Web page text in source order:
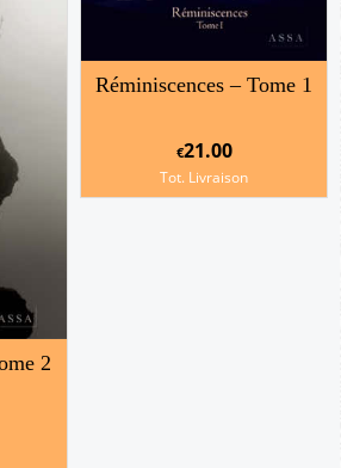
Réminiscences – Tome 1
€21.00
Tot. Livraison
2